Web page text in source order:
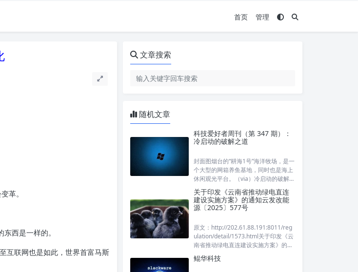
首页 管理
革。
西是一样的。
互联网也是如此，世界首富马斯
文章搜索
随机文章
科技爱好者周刊（第 347 期）：
冷启动的破解之道
封面图烟台的“耕海1号”海洋牧场，是一
个大型的网箱养鱼基地，同时也是海上
休闲观光平台。（via）冷启动的破解之
道新软件有一个超级难题，就是发布的
时候，没有用户。这叫做“冷启动”，比
喻汽车在冬季发动，天寒地冻，很难点
火成功。我最近读了一本书，
关于印发《云南省推动绿电直连
建设实施方案》的通知云发改能
源〔2025〕577号
原文：http://202.61.88.191:8011/reg
ulation/detail/1573.html关于印发《云
南省推动绿电直连建设实施方案》的通
知云发改能源〔2025〕577号省直有关
部门，各州（市）发展改革委（能源
鲲华科技